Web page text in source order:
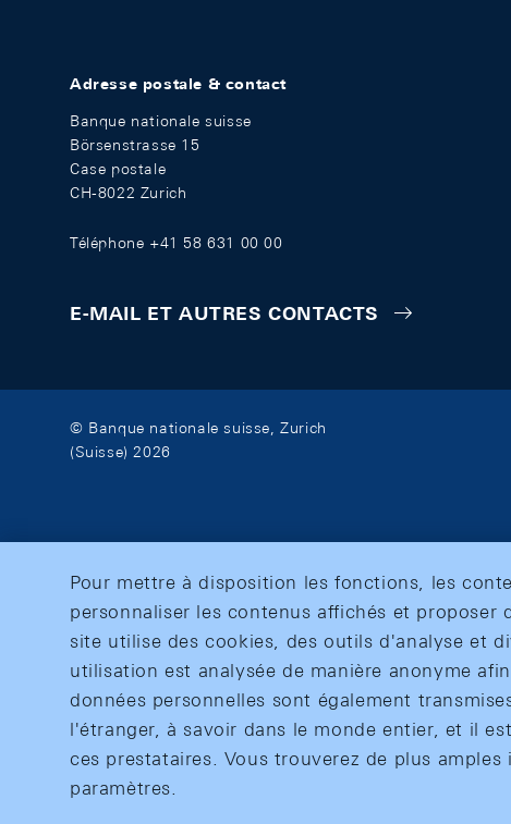
Adresse postale & contact
Banque nationale suisse
Börsenstrasse 15
Case postale
CH-8022 Zurich
Téléphone +41 58 631 00 00
E-MAIL ET AUTRES CONTACTS
© Banque nationale suisse, Zurich
(Suisse) 2026
Pour mettre à disposition les fonctions, les
personnaliser les contenus affichés et proposer
site utilise des cookies, des outils d'analyse et
utilisation est analysée de manière anonyme
données personnelles sont également
l'étranger, à savoir dans le monde entier, et il
ces prestataires. Vous trouverez de plus
paramètres.